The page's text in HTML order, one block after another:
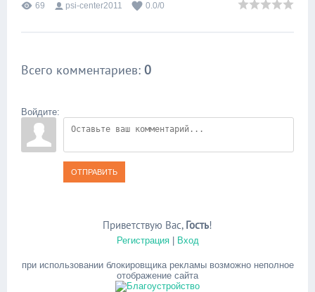
69 psi-center2011 0.0/0
Всего комментариев: 0
Войдите:
ОТПРАВИТЬ
Приветствую Вас, Гость!
Регистрация| Вход
при использовании блокировщика рекламы возможно неполное
отображение сайта